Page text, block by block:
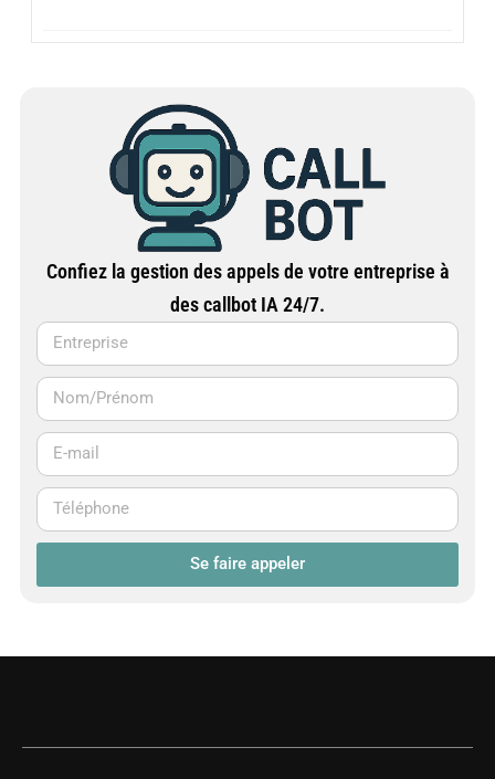
Confiez la gestion des appels de votre entreprise à
des callbot IA 24/7.
Se faire appeler